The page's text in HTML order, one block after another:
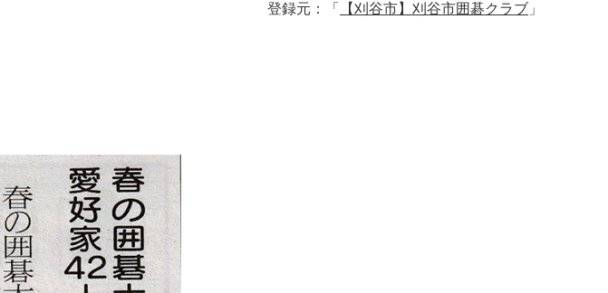
登録元：「
【刈谷市】刈谷市囲碁クラブ 」